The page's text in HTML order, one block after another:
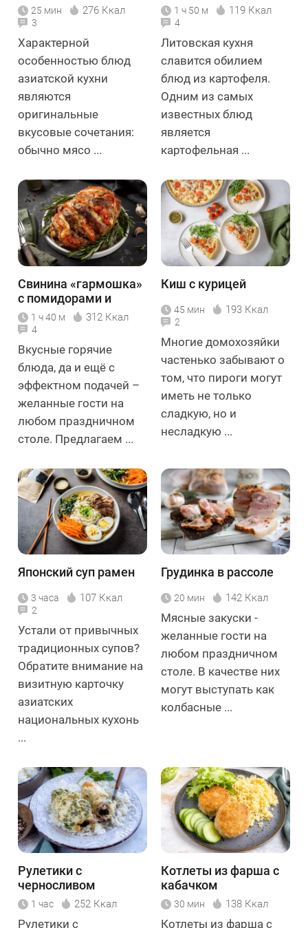
25 мин 276 Ккал
3
Характерной
особенностью блюд
азиатской кухни
являются
оригинальные
вкусовые сочетания:
обычно мясо ...
1 ч 50 м 119 Ккал
4
Литовская кухня
славится обилием
блюд из картофеля.
Одним из самых
известных блюд
является
картофельная ...
Свинина «гармошка»
с помидорами и
сыром
1 ч 40 м 312 Ккал
4
Вкусные горячие
блюда, да и ещё с
эффектном подачей –
желанные гости на
любом праздничном
столе. Предлагаем ...
Киш с курицей
45 мин 193 Ккал
2
Многие домохозяйки
частенько забывают о
том, что пироги могут
иметь не только
сладкую, но и
несладкую ...
Японский суп рамен
3 часа 107 Ккал
2
Устали от привычных
традиционных супов?
Обратите внимание на
визитную карточку
азиатских
национальных кухонь
...
Грудинка в рассоле
20 мин 142 Ккал
Мясные закуски -
желанные гости на
любом праздничном
столе. В качестве них
могут выступать как
колбасные ...
Рулетики с
черносливом
1 час 252 Ккал
Рулетики с
Котлеты из фарша с
кабачком
30 мин 138 Ккал
Котлеты из фарша с